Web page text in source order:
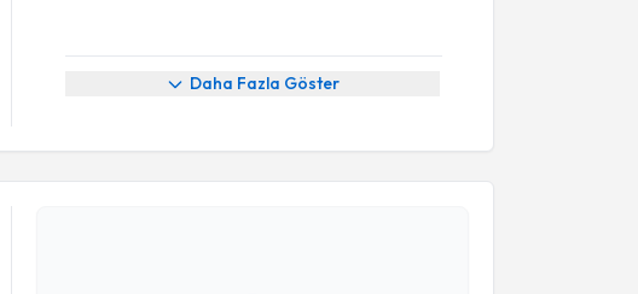
Daha Fazla Göster
Randevu Takvimi Talebi